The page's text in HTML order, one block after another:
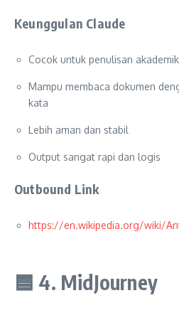
Keunggulan Claude
Cocok untuk penulisan
Mampu membaca dokumen
kata
Lebih aman dan stabil
Output sangat rapi dan logis
Outbound Link
https://en.wikipedia.org/wiki/
🟦 4. MidJourney